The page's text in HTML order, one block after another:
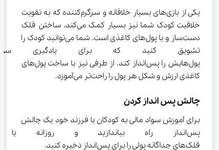
یکی از بازی‌های بسیار خلاقانه و سرگرم‌کننده که به تقویت
خلاقیت کودک شما نیز بسیار کمک می‌کند، ساختن قلک
دست‌ساز و یا پول‌های کاغذی است. شما می‌توانید کودک را
تشویق کنید که برای یادگیری
پول‌هایش را پس‌انداز کند. از طرفی نیز با ساخت پول‌های
کاغذی ارزش و شکل هر پول را راحت‌تر می‌آموزد.
چالش پس انداز کردن
برای آموزش سواد مالی به کودکان با فرزند خود یک چالش
پس‌انداز راه بیاندازید و
قلک‌های جداگانه پولی را برای پس‌انداز ذخیره کنید.